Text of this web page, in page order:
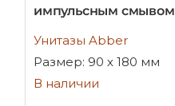
импульсным смывом
Унитазы Abber
Размер: 90 х 180 мм
В наличии